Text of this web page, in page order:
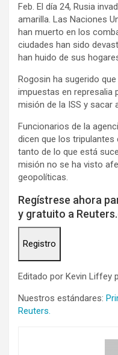
Feb. El día 24, Rusia
amarilla. Las Naciones
han muerto en los
ciudades han sido
han huido de sus
Rogosin ha sugerido
impuestas en represalia
misión de la ISS y sacar
Funcionarios de la
dicen que los
tanto de lo que está
misión no se ha visto
geopolíticas.
Regístrese ahora
y gratuito a
Registro
Editado por Kevin Liffey
Nuestros estándares:
Reuters.